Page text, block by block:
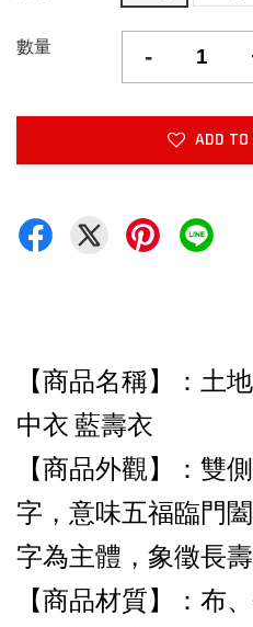
數量 -
ADD
【商品名稱】：土
中衣 藍壽衣
【商品外觀】：雙
字，意味五福臨門
字為主體，象徵長壽
【商品材質】：布